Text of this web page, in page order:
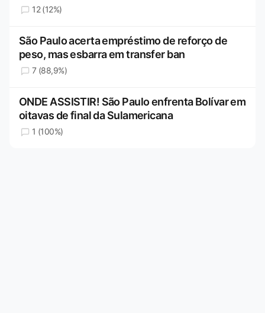
12 (12%)
São Paulo acerta empréstimo de reforço de
peso, mas esbarra em transfer ban
7 (88,9%)
ONDE ASSISTIR! São Paulo enfrenta Bolívar em
oitavas de final da Sulamericana
1 (100%)